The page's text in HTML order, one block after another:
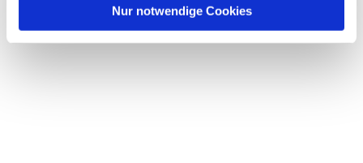
Nur notwendige Cookies